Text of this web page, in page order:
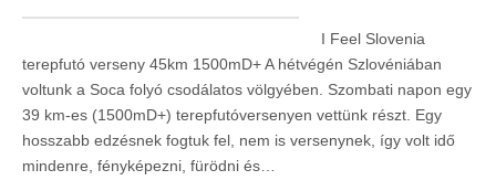
I Feel Slovenia
terepfutó verseny 45km 1500mD+ A hétvégén Szlovéniában
voltunk a Soca folyó csodálatos völgyében. Szombati napon egy
39 km-es (1500mD+) terepfutóversenyen vettünk részt. Egy
hosszabb edzésnek fogtuk fel, nem is versenynek, így volt idő
mindenre, fényképezni, fürödni és…